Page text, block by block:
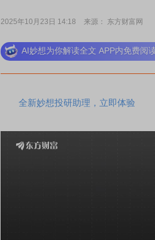
2025年10月23日 14:18 来源： 东方财富网
AI妙想为你解读全文 APP内免费阅
全新妙想投研助理，立即体验